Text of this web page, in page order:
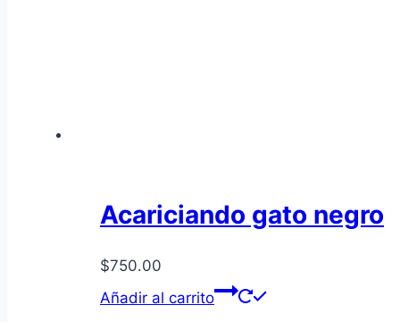
Acariciando gato negro
$750.00
Añadir al carrito